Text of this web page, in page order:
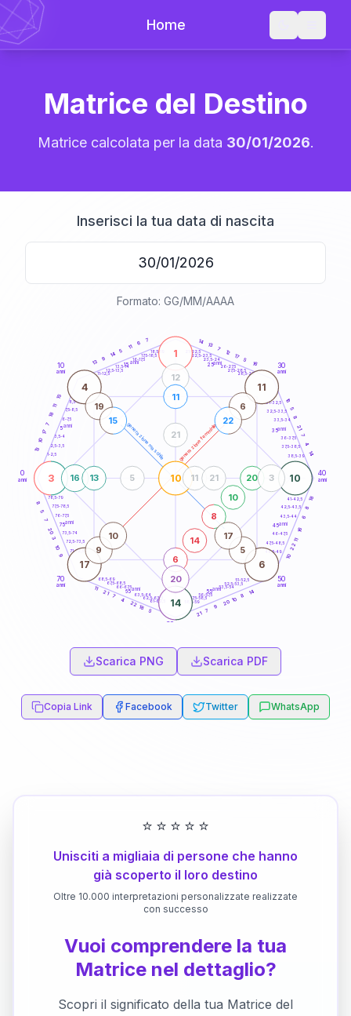
Home
Matrice del Destino
Matrice calcolata per la data 30/01/2026.
Inserisci la tua data di nascita
Formato: GG/MM/AAAA
generazione maschile generazione femminile
0
anni
10
anni
30
anni
40
anni
50
anni
60
70
anni
1-2,5
2,5-3,5
3,5-4
6-7,5
7,5-8,5
8,5-9
11-12,5
12,5-13,5
13,5-14
16-17,5
17,5-18,5
18,5-19
21-22,5
22,5-23,5
23,5-24
26-27,5
27,5-28,5
28,5-29
31-32,5
32,5-33,5
33,5-34
36-37,5
37,5-38,5
38,5-39
41-42,5
42,5-43,5
43,5-44
46-47,5
47,5-48,5
48,5-49
51-52,5
52,5-53,5
53,5-54
56-57,5
57,5-58,5
58,5-59
61-62,5
62,5-63,5
63,5-64
66-67,5
67,5-68,5
68,5-69
71-72,5
72,5-73,5
73,5-74
76-77,5
77,5-78,5
78,5-79
13
10
17
7
18
11
15
13
9
14
5
11
6
7 14
13 7
12
17 5
16
16
5
8
21
7
4
14
18
8
6
16
11
22
10
14
8
10
20
9
7
21
5
18
22
4
7
21
11
9
10
3
20
7
5
8
3
1
10
14
10
4 11
17 6
6
14
8
10
20
16
12
3
20
13
11
11 21
5
21
19
15
6
22
9
10
5
17
5anni
15 anni 25anni
35anni
45anni
55anni
65anni
75anni
Scarica PNG Scarica PDF
Copia Link Facebook Twitter WhatsApp
⭐ ⭐ ⭐ ⭐ ⭐
Unisciti a migliaia di persone che hanno
già scoperto il loro destino
Oltre 10.000 interpretazioni personalizzate realizzate
con successo
Vuoi comprendere la tua
Matrice nel dettaglio?
Scopri il significato della tua Matrice del